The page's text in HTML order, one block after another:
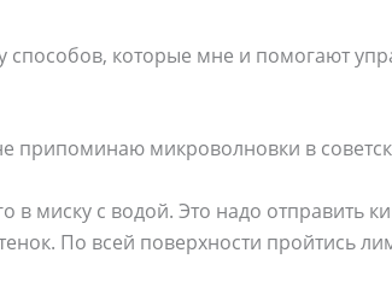
которые мне и помогают
припоминаю микроволновки в
миску с водой. Это надо отправить
По всей поверхности пройтись